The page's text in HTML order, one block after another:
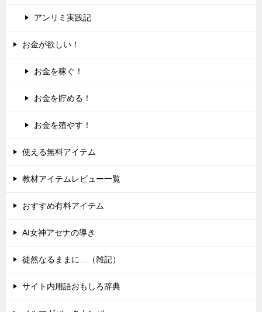
アンリミ実践記
お金が欲しい！
お金を稼ぐ！
お金を貯める！
お金を殖やす！
使える無料アイテム
教材アイテムレビュー一覧
おすすめ有料アイテム
AI女神アセナの導き
徒然なるままに…（雑記）
サイト内用語おもしろ辞典